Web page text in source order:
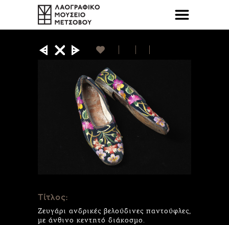
Τίτλος:
Ζευγάρι ανδρικές βελούδινες παντούφλες,
με άνθινο κεντητό διάκοσμο.